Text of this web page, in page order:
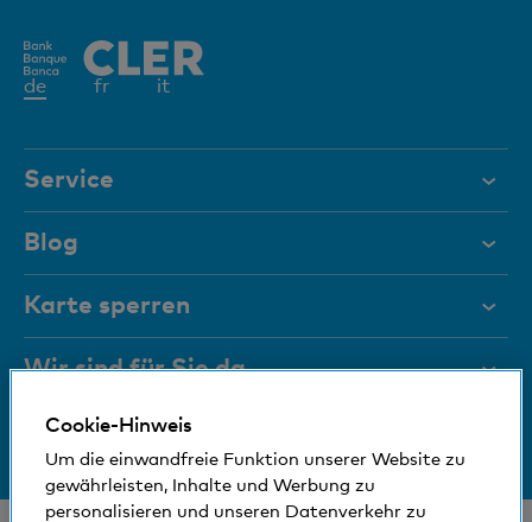
deAktives
fr it
Service
Hilfe & Kontakt
Dokumente
Magazin
Führungsgremien
Medien
Sozial und umweltfreundlich
Blog
Karte sperren
+41 (0)800 88 99 66
Wir sind für Sie da
Hilfe & Kontakt
Bankinfos
Cookie-Hinweis
Um die einwandfreie Funktion unserer Website zu
gewährleisten, Inhalte und Werbung zu
personalisieren und unseren Datenverkehr zu